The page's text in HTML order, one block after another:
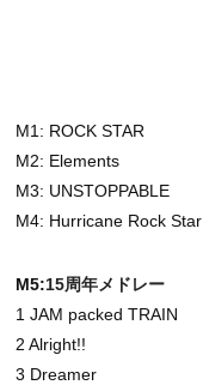
M1: ROCK STAR
M2: Elements
M3: UNSTOPPABLE
M4: Hurricane Rock Star
M5:15周年メドレー
1 JAM packed TRAIN
2 Alright!!
3 Dreamer